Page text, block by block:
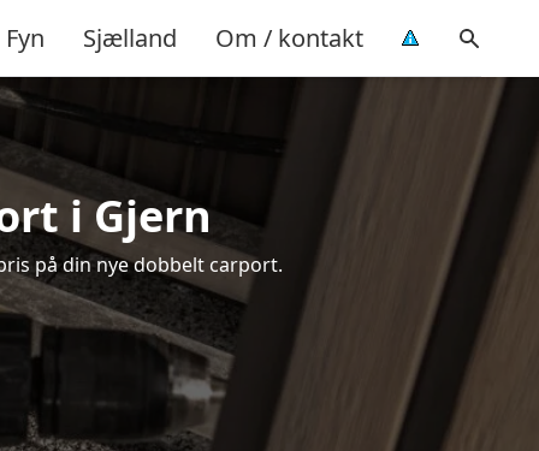
Fyn Sjælland Om / kontakt
i Gjern
på din nye dobbelt carport.